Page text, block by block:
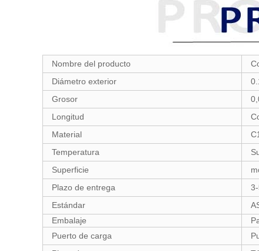
Nombre del producto
Diámetro exterior
Grosor
Longitud
Material
Temperatura
Superficie
Plazo de entrega
Estándar
Embalaje
Puerto de carga